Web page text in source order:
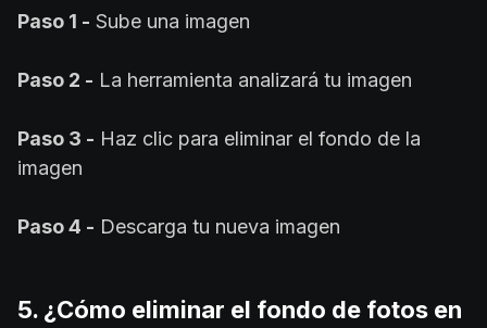
Paso 1 - Sube una imagen
Paso 2 - La herramienta analizará tu imagen
Paso 3 - Haz clic para eliminar el fondo de la
imagen
Paso 4 - Descarga tu nueva imagen
5. ¿Cómo eliminar el fondo de fotos en